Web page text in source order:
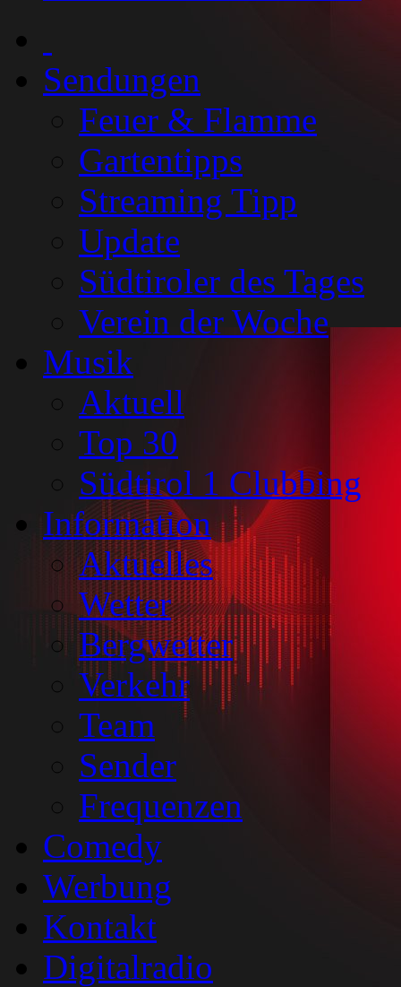
Sendungen
Feuer & Flamme
Gartentipps
Streaming Tipp
Update
Südtiroler des Tages
Verein der Woche
Musik
Aktuell
Top 30
Südtirol 1 Clubbing
Information
Aktuelles
Wetter
Bergwetter
Verkehr
Team
Sender
Frequenzen
Comedy
Werbung
Kontakt
Digitalradio